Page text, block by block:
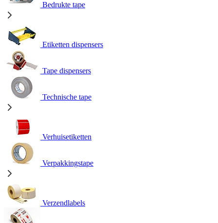
Bedrukte tape
Etiketten dispensers
Tape dispensers
Technische tape
Verhuisetiketten
Verpakkingstape
Verzendlabels